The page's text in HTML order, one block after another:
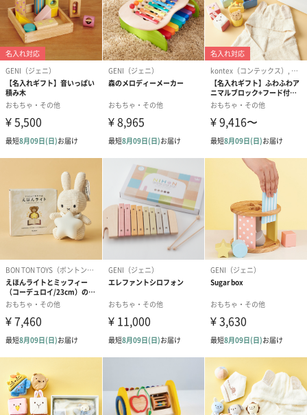
絵本&うさぎ（ピンク）
（2,702円）
ノンカフェインフルー
ツティー（562円）
葉酸入りデカ
ヒー（875円）
ベビーグッズ
出産祝いギフトへの＋αにおすすめです。新生児〜1歳ごろまでの
赤ちゃん向けのアイテムをご用意しました。
商品と同梱してお届けいたします。
スタイ（ブルー）
（2,310円）
ソックス（ピンク）
（1,650円）
ソックス（ブ
（1,650円）
生花
生花のブーケを同梱します。
※9-15時にご注文いただく場合、最短のお届け可能日が通常より
も1日遅くなります。